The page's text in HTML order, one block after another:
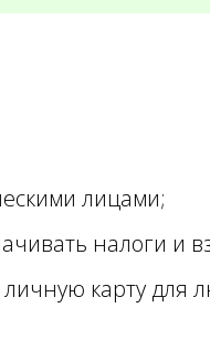
лицами;
налоги и
карту для